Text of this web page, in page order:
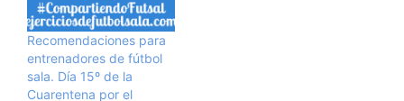
Recomendaciones para
entrenadores de fútbol
sala. Día 15º de la
Cuarentena por el